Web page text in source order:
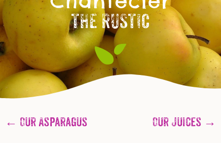
THE RUSTIC
← Our Asparagus Our Juices →